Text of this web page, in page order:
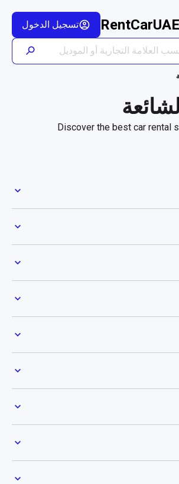
RentCarUAE تسجيل الدخول
Discover the best car rental